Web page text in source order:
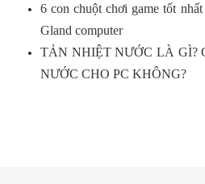
6 con chuột chơi game tốt
Gland computer
TẢN NHIỆT NƯỚC LÀ GÌ?
NƯỚC CHO PC KHÔNG?